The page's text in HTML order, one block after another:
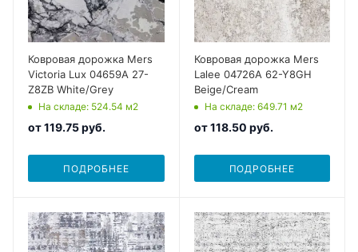
Ковровая дорожка Mers
Victoria Lux 04659A 27-
Z8ZB White/Grey
На складе: 524.54 м2
от119.75 руб.
ПОДРОБНЕЕ
Ковровая дорожка Mers
Lalee 04726A 62-Y8GH
Beige/Cream
На складе: 649.71 м2
от118.50 руб.
ПОДРОБНЕЕ